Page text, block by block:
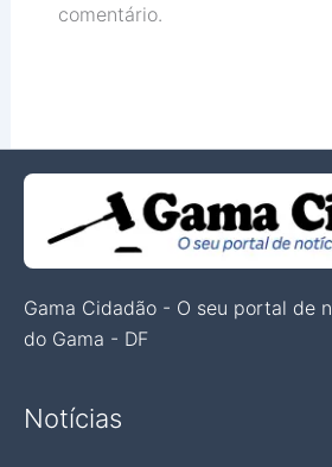
comentário.
Gama Cidadão - O seu portal de
do Gama - DF
Notícias